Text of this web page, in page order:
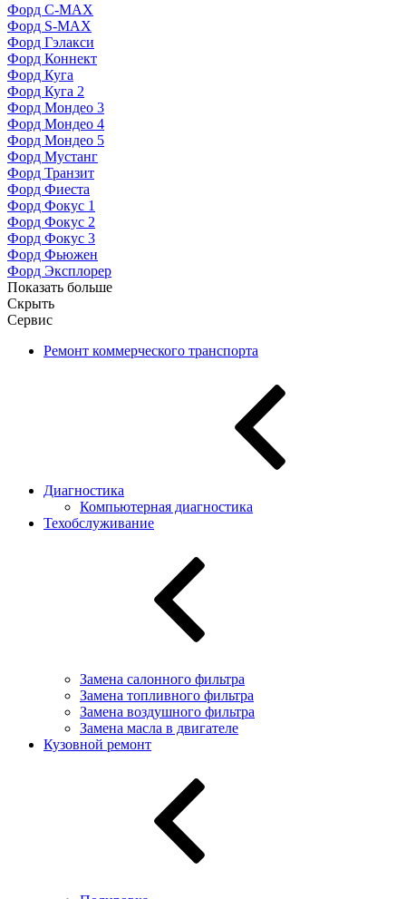
Форд C-MAX
Форд S-MAX
Форд Гэлакси
Форд Коннект
Форд Куга
Форд Куга 2
Форд Мондео 3
Форд Мондео 4
Форд Мондео 5
Форд Мустанг
Форд Транзит
Форд Фиеста
Форд Фокус 1
Форд Фокус 2
Форд Фокус 3
Форд Фьюжен
Форд Эксплорер
Показать больше
Скрыть
Сервис
Ремонт коммерческого транспорта
Диагностика
Компьютерная диагностика
Техобслуживание
Замена салонного фильтра
Замена топливного фильтра
Замена воздушного фильтра
Замена масла в двигателе
Кузовной ремонт